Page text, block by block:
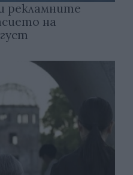
рекламните
на